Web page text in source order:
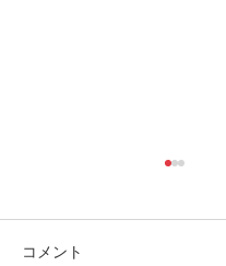
コメント